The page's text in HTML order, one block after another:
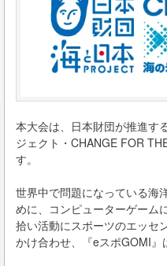
本大会は、日本財団が推進す
ジェクト・CHANGE FOR
す。
世界中で問題になっている海
めに、コンピューターゲーム
拾い活動にスポーツのエッセ
かけ合わせ、『eスポGOMI』